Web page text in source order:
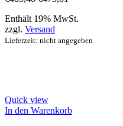
Enthält 19% MwSt.
zzgl. Versand
Lieferzeit: nicht angegeben
Quick view
In den Warenkorb